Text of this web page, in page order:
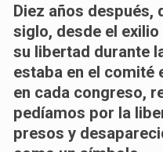
Diez años después,
siglo, desde el
su libertad durante
estaba en el comité
en cada congreso,
pedíamos por la
presos y